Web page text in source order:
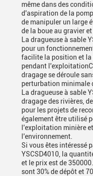
même dans des
d'aspiration de la
de manipuler un large
de la boue au gravier et
La dragueuse à sable
pour un
facilite la position et
pendant
dragage se déroule
perturbation minimale
La dragueuse à sable
dragage des rivières,
pour les projets de
également être utilisé
l'exploitation minière
l'environnement.
Si vous êtes intéressé
YSCSD4010, la
et le prix est de
sont 30% de dépôt et